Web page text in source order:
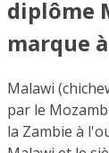
diplôme
marque
Malawi
par le
la Zambie à